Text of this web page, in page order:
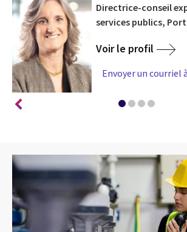
Directrice-conseil
services publics,
Voir le profil
Envoyer un courriel